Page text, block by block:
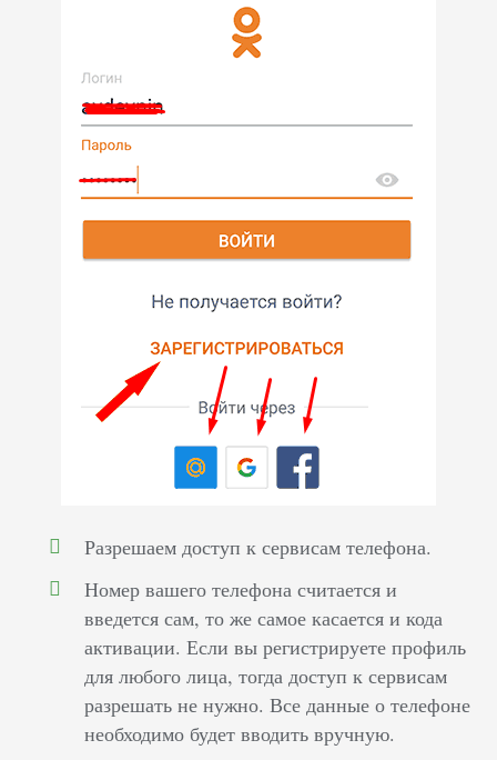
Разрешаем доступ к сервисам телефона.
Номер вашего телефона считается и
введется сам, то же самое касается и кода
активации. Если вы регистрируете профиль
для любого лица, тогда доступ к сервисам
разрешать не нужно. Все данные о телефоне
необходимо будет вводить вручную.